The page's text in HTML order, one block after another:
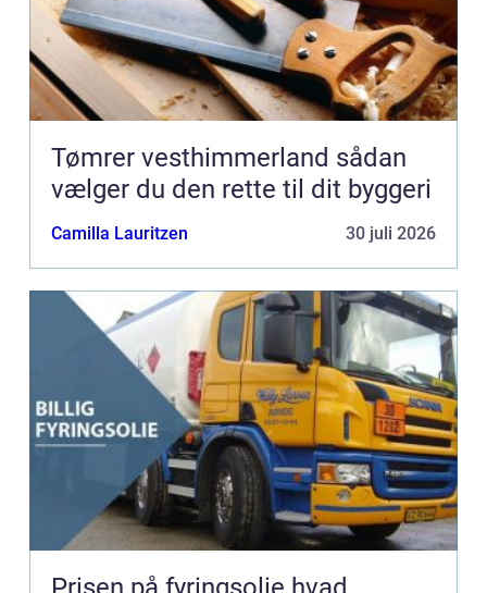
Tømrer vesthimmerland sådan
vælger du den rette til dit byggeri
Camilla Lauritzen 30 juli 2026